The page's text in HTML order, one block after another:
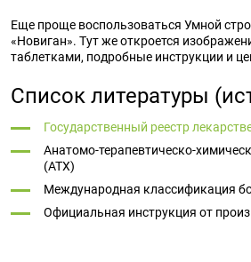
Еще проще воспользоваться Умной
«Новиган». Тут же откроется
таблетками, подробные инструкции и
Список литературы
Государственный реестр
Анатомо-терапевтическо-
(ATX)
Международная классификация
Официальная инструкция от